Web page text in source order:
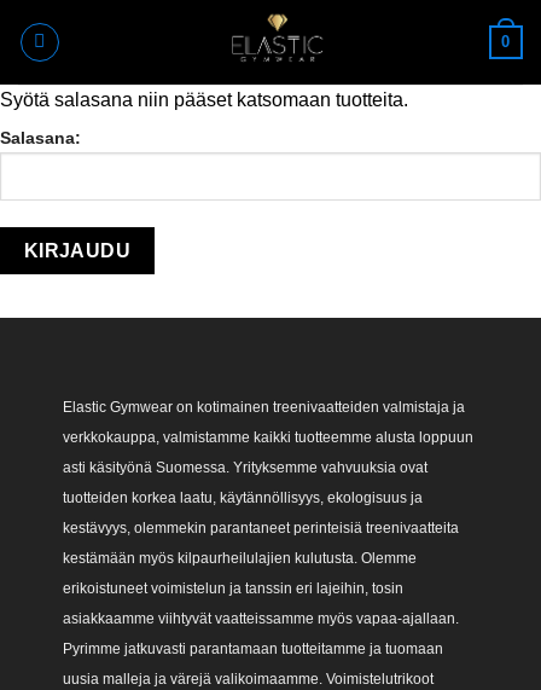
0
Syötä salasana niin pääset katsomaan tuotteita.
Salasana:
Elastic Gymwear on kotimainen treenivaatteiden valmistaja ja
verkkokauppa, valmistamme kaikki tuotteemme alusta loppuun
asti käsityönä Suomessa. Yrityksemme vahvuuksia ovat
tuotteiden korkea laatu, käytännöllisyys, ekologisuus ja
kestävyys, olemmekin parantaneet perinteisiä treenivaatteita
kestämään myös kilpaurheilulajien kulutusta. Olemme
erikoistuneet voimistelun ja tanssin eri lajeihin, tosin
asiakkaamme viihtyvät vaatteissamme myös vapaa-ajallaan.
Pyrimme jatkuvasti parantamaan tuotteitamme ja tuomaan
uusia malleja ja värejä valikoimaamme. Voimistelutrikoot